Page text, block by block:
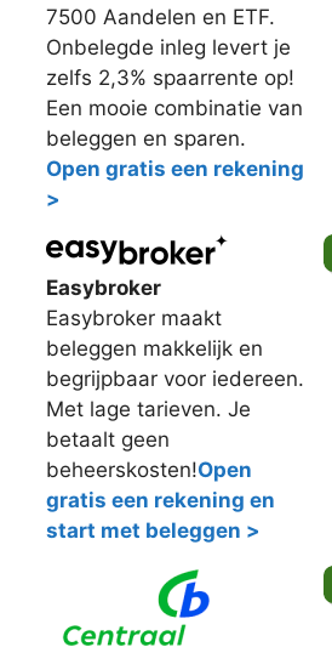
7500 Aandelen en ETF.
Onbelegde inleg levert je
zelfs 2,3% spaarrente op!
Een mooie combinatie van
beleggen en sparen.
Open gratis een rekening
>
Easybroker
Easybroker maakt
beleggen makkelijk en
begrijpbaar voor iedereen.
Met lage tarieven. Je
betaalt geen
beheerskosten!Open
gratis een rekening en
start met beleggen >